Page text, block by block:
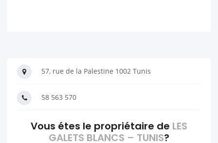
57, rue de la Palestine 1002 Tunis
58 563 570
Vous étes le propriétaire de LES
GALETS BLANCS – TUNIS?